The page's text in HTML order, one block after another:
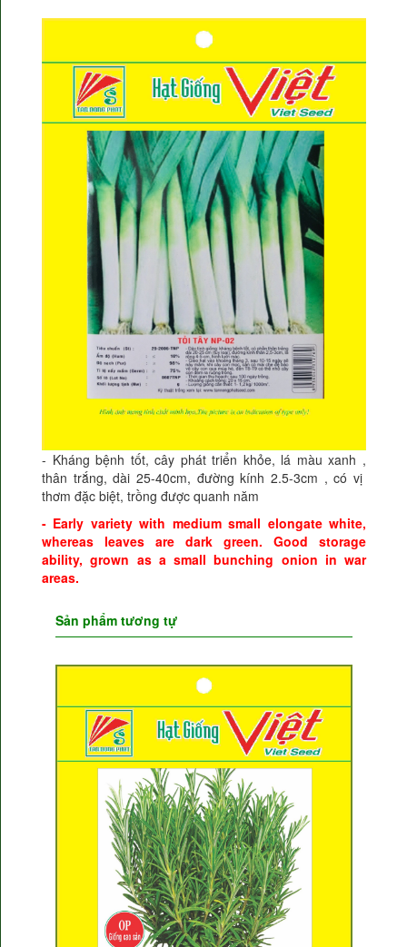
- Kháng bệnh tốt, cây phát triển khỏe, lá màu xanh ,
thân trắng, dài 25-40cm, đường kính 2.5-3cm , có vị
thơm đặc biệt, trồng được quanh năm
- Early variety with medium small elongate white,
whereas leaves are dark green. Good storage
ability, grown as a small bunching onion in war
areas.
Sản phẩm tương tự